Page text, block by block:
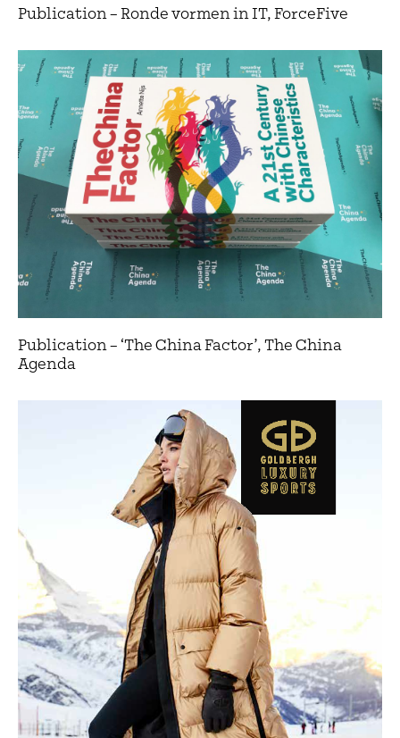
Publication – Ronde vormen in IT, ForceFive
Publication – ‘The China Factor’, The China
Agenda